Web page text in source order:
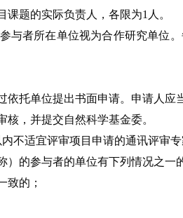
题的实际负责人，各限为1人。
与者所在单位视为合作研究单位
托单位提出书面申请。申请人应
，并提交自然科学基金委。
不适宜评审项目申请的通讯评审专
的参与者的单位有下列情况之一
致的；